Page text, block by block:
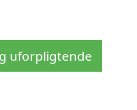
uforpligtende